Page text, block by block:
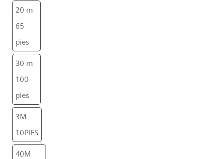
20 m
65
pies
30 m
100
pies
3M
10PIES
40M